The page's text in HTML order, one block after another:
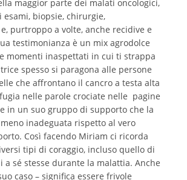
maggior parte dei malati oncologici,
biopsie, chirurgie,
purtroppo a volte, anche recidive e
testimonianza è un mix agrodolce
momenti inaspettati in cui ti strappa
spesso si paragona alle persone
che affrontano il cancro a testa alta
nelle parole crociate nelle pagine
in un suo gruppo di supporto che la
inadeguata rispetto al vero
Così facendo Miriam ci ricorda
tipi di coraggio, incluso quello di
a sé stesse durante la malattia. Anche
caso – significa essere frivole